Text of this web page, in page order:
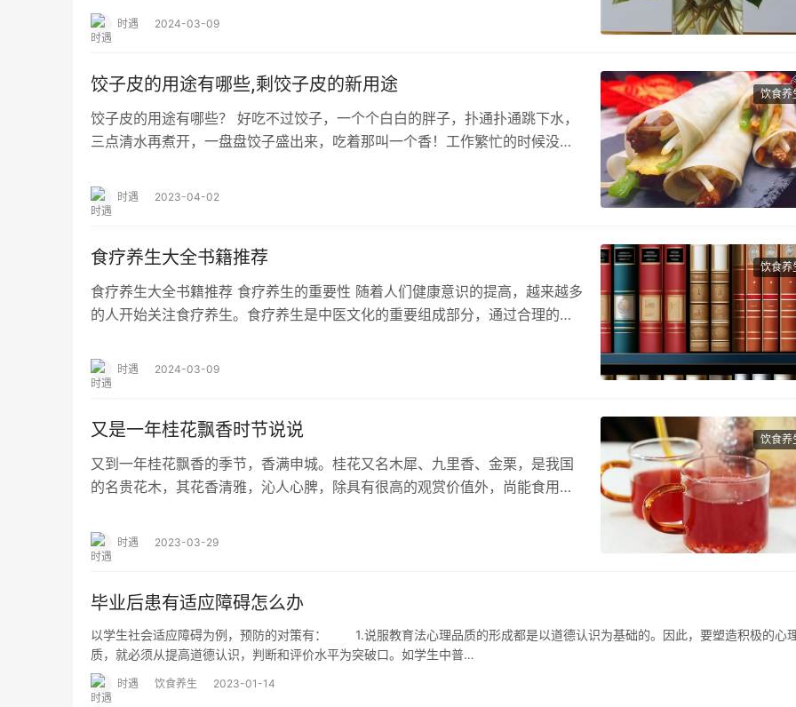
时遇 2024-03-09
饮食养
饺子皮的用途有哪些,剩饺子皮的新用途
饺子皮的用途有哪些？ 好吃不过饺子，一个个白白的胖子，扑通扑通跳下水，
三点清水再煮开，一盘盘饺子盛出来，吃着那叫一个香！工作繁忙的时候没有
时遇 2023-04-02
饮食养
食疗养生大全书籍推荐
食疗养生大全书籍推荐 食疗养生的重要性 随着人们健康意识的提高，越来越多
的人开始关注食疗养生。食疗养生是中医文化的重要组成部分，通过合理的饮
时遇 2024-03-09
饮食养
又是一年桂花飘香时节说说
又到一年桂花飘香的季节，香满申城。桂花又名木犀、九里香、金栗，是我国
的名贵花木，其花香清雅，沁人心脾，除具有很高的观赏价值外，尚能食用、
时遇 2023-03-29
毕业后患有适应障碍怎么办
以学生社会适应障碍为例，预防的对策有： 1.说服教育法心理品质的形成都是以道德认识为基础的。因此，要塑造积极的心
质，就必须从提高道德认识，判断和评价水平为突破口。如学生中普…
时遇 饮食养生 2023-01-14